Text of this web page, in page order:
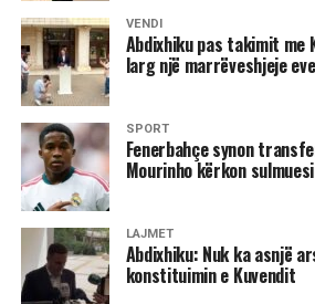
VENDI
Abdixhiku pas takimit me
larg një marrëveshjeje
SPORT
Fenerbahçe synon
Mourinho kërkon
LAJMET
Abdixhiku: Nuk ka asnjë
konstituimin e Kuvendit